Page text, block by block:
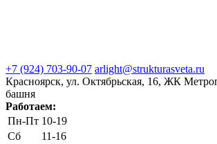
+7 (924) 703-90-07 arlight@strukturasveta.ru
Красноярск, ул. Октябрьская, 16, ЖК
башня
Работаем:
Пн-Пт 10-19
Сб
11-16